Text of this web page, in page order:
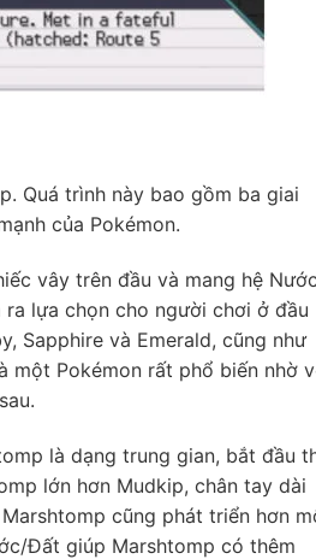
Quá trình này bao gồm ba giai
của Pokémon.
vây trên đầu và mang hệ
lựa chọn cho người chơi ở đầu
Sapphire và Emerald, cũng như
một Pokémon rất phổ biến nhờ
là dạng trung gian, bắt đầu
lớn hơn Mudkip, chân tay dài
cũng phát triển hơn
Đất giúp Marshtomp có thêm